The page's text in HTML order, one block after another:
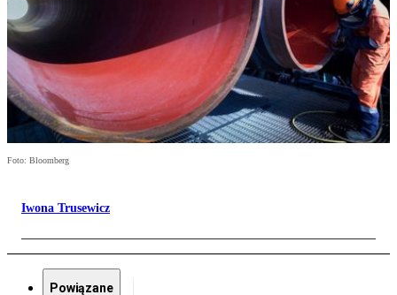
Foto: Bloomberg
Iwona Trusewicz
Powiązane